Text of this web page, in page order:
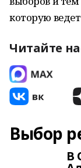
которую
Читайте
Выбор
В